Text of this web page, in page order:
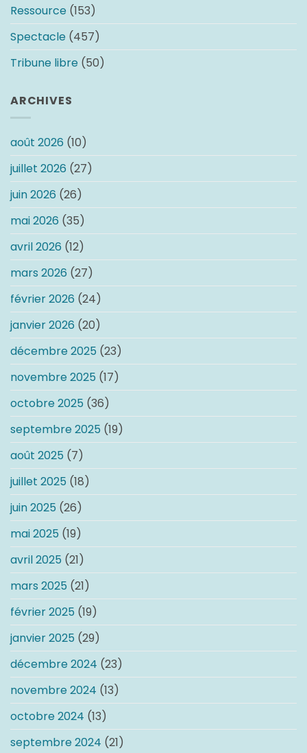
Ressource (153)
Spectacle (457)
Tribune libre (50)
ARCHIVES
août 2026 (10)
juillet 2026 (27)
juin 2026 (26)
mai 2026 (35)
avril 2026 (12)
mars 2026 (27)
février 2026 (24)
janvier 2026 (20)
décembre 2025 (23)
novembre 2025 (17)
octobre 2025 (36)
septembre 2025 (19)
août 2025 (7)
juillet 2025 (18)
juin 2025 (26)
mai 2025 (19)
avril 2025 (21)
mars 2025 (21)
février 2025 (19)
janvier 2025 (29)
décembre 2024 (23)
novembre 2024 (13)
octobre 2024 (13)
septembre 2024 (21)